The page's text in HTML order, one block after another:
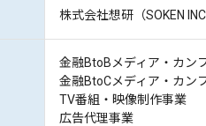
株式会社想研（SOKEN INC.
金融BtoBメディア・カン
金融BtoCメディア・カン
TV番組・映像制作事業
広告代理事業